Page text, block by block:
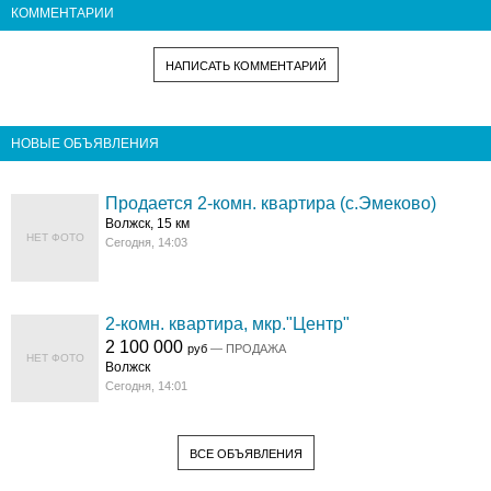
КОММЕНТАРИИ
НАПИСАТЬ КОММЕНТАРИЙ
НОВЫЕ ОБЪЯВЛЕНИЯ
НЕТ ФОТО
Продается 2-комн. квартира (с.Эмеково)
Волжск, 15 км
Сегодня, 14:03
НЕТ ФОТО
2-комн. квартира, мкр."Центр"
2 100 000руб — ПРОДАЖА
Волжск
Сегодня, 14:01
ВСЕ ОБЪЯВЛЕНИЯ